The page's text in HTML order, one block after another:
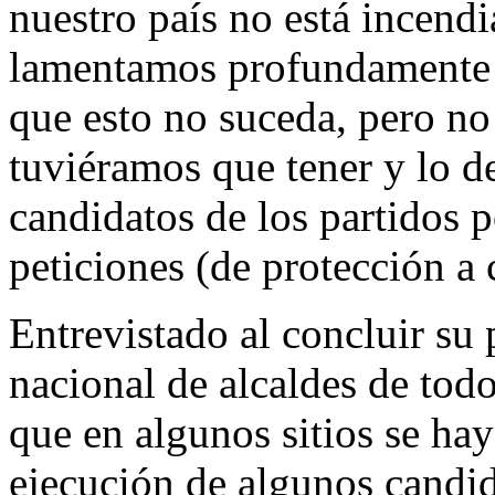
nuestro país no está
lamentamos
que esto no suceda, pero
tuviéramos que tener y lo
candidatos de los partidos
peticiones (de protección a
Entrevistado al concluir su
nacional de alcaldes de
que en algunos sitios se
ejecución de algunos